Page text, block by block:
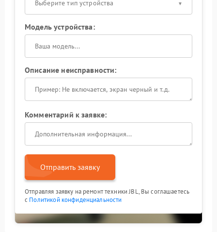
Выберите тип устройства
Модель устройства:
Описание неисправности:
Комментарий к заявке:
Отправить заявку
Отправляя заявку на ремонт техники JBL, Вы соглашаетесь
с Политикой конфиденциальности